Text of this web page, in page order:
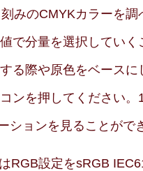
みのCMYKカラーを調
で分量を選択していく
る際や原色をベースに
ンを押してください
ョンを見ることがで
RGB設定をsRGB